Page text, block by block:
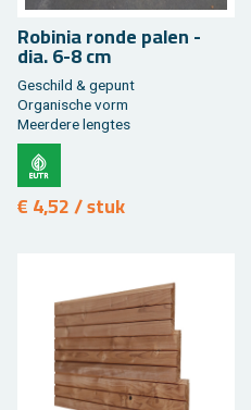
Ro­bi­nia ronde palen -
dia. 6-8 cm
Ge­schild & ge­punt
Or­ga­ni­sche vorm
Meer­de­re leng­tes
€ 4,52 / stuk